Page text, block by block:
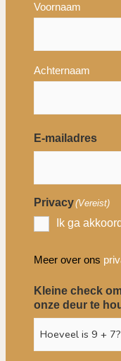
Voornaam
Achternaam
E-mailadres
Privacy(Vereist)
Ik ga
Meer over ons
Kleine check
onze deur te